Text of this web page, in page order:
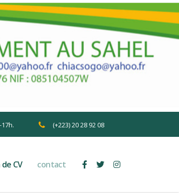
(+223) 20 28 92 08
CV contact